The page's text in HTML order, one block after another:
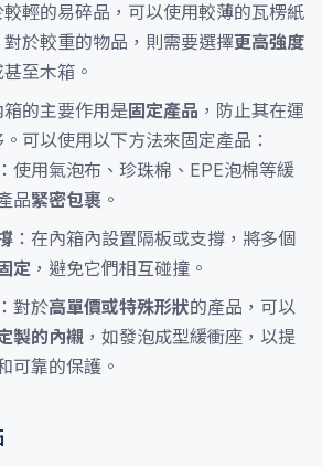
輕的易碎品，可以使用較薄的瓦楞紙
於較重的物品，則需要選擇更高強度
甚至木箱。
箱的主要作用是固定產品 ，防止其在運
可以使用以下方法來固定產品：
：使用氣泡布、珍珠棉、EPE泡棉等緩
品緊密包裹 。
：在內箱內設置隔板或支撐，將多個
定 ，避免它們相互碰撞。
：對於高單價或特殊形狀的產品，可以
製的內襯 ，如發泡成型緩衝座，以提
可靠的保護。